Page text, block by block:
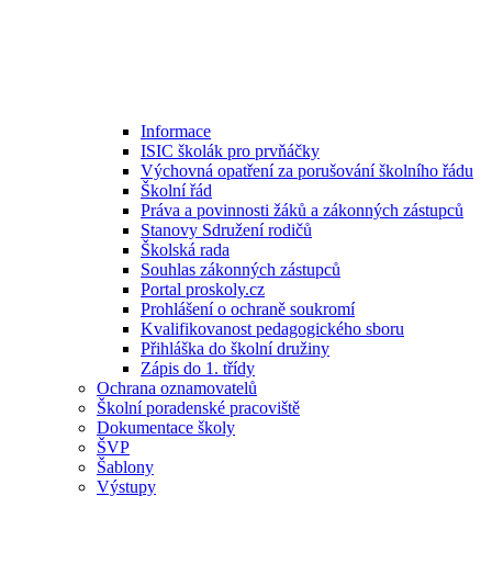
Informace
ISIC školák pro prvňáčky
Výchovná opatření za porušování školního řádu
Školní řád
Práva a povinnosti žáků a zákonných zástupců
Stanovy Sdružení rodičů
Školská rada
Souhlas zákonných zástupců
Portal proskoly.cz
Prohlášení o ochraně soukromí
Kvalifikovanost pedagogického sboru
Přihláška do školní družiny
Zápis do 1. třídy
Ochrana oznamovatelů
Školní poradenské pracoviště
Dokumentace školy
ŠVP
Šablony
Výstupy